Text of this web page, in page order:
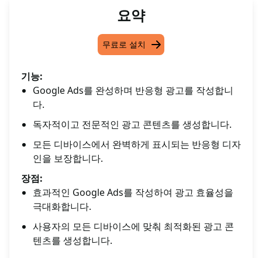
요약
무료로 설치
기능:
Google Ads를 완성하며 반응형 광고를 작성합니
다.
독자적이고 전문적인 광고 콘텐츠를 생성합니다.
모든 디바이스에서 완벽하게 표시되는 반응형 디자
인을 보장합니다.
장점:
효과적인 Google Ads를 작성하여 광고 효율성을
극대화합니다.
사용자의 모든 디바이스에 맞춰 최적화된 광고 콘
텐츠를 생성합니다.